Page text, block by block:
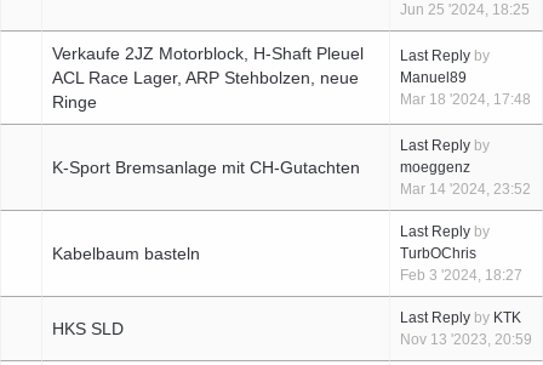
Jun 25 '2024, 18:25
Verkaufe 2JZ Motorblock, H-Shaft Pleuel
ACL Race Lager, ARP Stehbolzen, neue
Ringe
Last Reply by
Manuel89
Mar 18 '2024, 17:48
K-Sport Bremsanlage mit CH-Gutachten
Last Reply by
moeggenz
Mar 14 '2024, 23:52
Kabelbaum basteln
Last Reply by
TurbOChris
Feb 3 '2024, 18:27
HKS SLD
Last Reply by KTK
Nov 13 '2023, 20:59